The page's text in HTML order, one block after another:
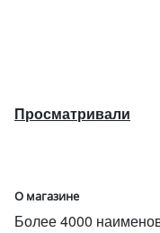
Просматривали
О магазине
Более 4000